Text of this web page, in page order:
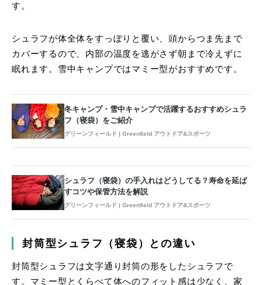
す。
シュラフが体全体をすっぽりと覆い、頭からつま先まで
カバーするので、内部の温度を逃がさず朝まで冷えずに
眠れます。雪中キャンプではマミー型がおすすめです。
冬キャンプ・雪中キャンプで活躍するおすすめシュラ
フ（寝袋）をご紹介
グリーンフィールド | Greenfield アウトドア&スポーツ
シュラフ（寝袋）の手入れはどうしてる？寿命を延ば
すコツや保管方法を解説
グリーンフィールド | Greenfield アウトドア&スポーツ
封筒型シュラフ（寝袋）との違い
封筒型シュラフは文字通り封筒の形をしたシュラフで
す。マミー型とくらべて体へのフィット感は少なく、家